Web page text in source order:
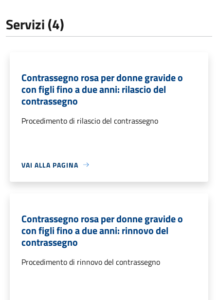
Servizi (4)
Contrassegno rosa per donne gravide o
con figli fino a due anni: rilascio del
contrassegno
Procedimento di rilascio del contrassegno
VAI ALLA PAGINA
Contrassegno rosa per donne gravide o
con figli fino a due anni: rinnovo del
contrassegno
Procedimento di rinnovo del contrassegno